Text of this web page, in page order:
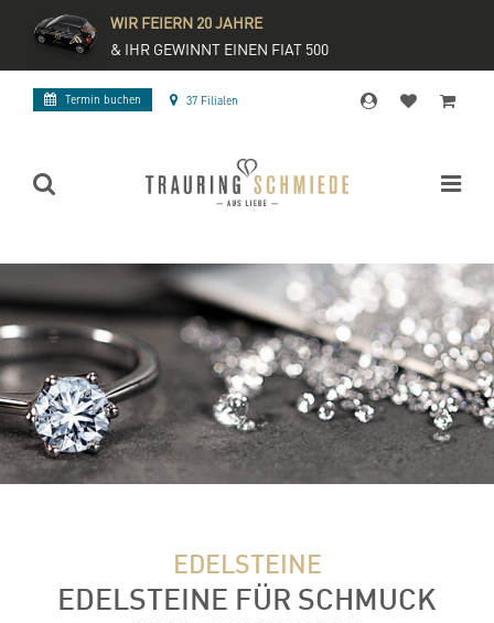
WIR FEIERN 20 JAHRE
& IHR GEWINNT EINEN FIAT 500
Termin buchen 37 Filialen
EDELSTEINE
EDELSTEINE FÜR SCHMUCK